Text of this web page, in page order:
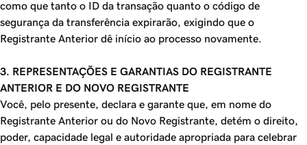
como que tanto o ID da transação quanto o código de
segurança da transferência expirarão, exigindo que o
Registrante Anterior dê início ao processo novamente.
3. REPRESENTAÇÕES E GARANTIAS DO REGISTRANTE
ANTERIOR E DO NOVO REGISTRANTE
Você, pelo presente, declara e garante que, em nome do
Registrante Anterior ou do Novo Registrante, detém o direito,
poder, capacidade legal e autoridade apropriada para celebrar